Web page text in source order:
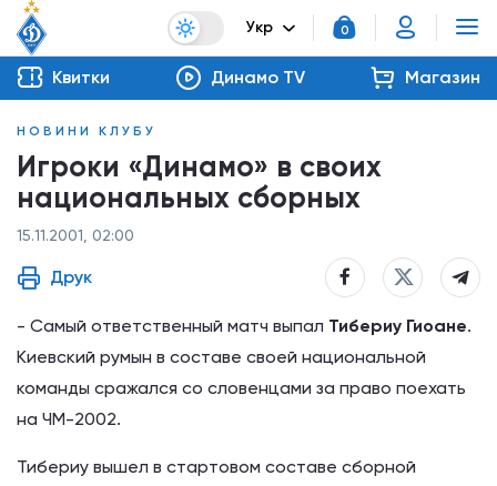
Укр 0
Квитки Динамо TV Магазин
НОВИНИ КЛУБУ
Игроки «Динамо» в своих
национальных сборных
15.11.2001, 02:00
Друк
- Самый ответственный матч выпал Тибериу Гиоане.
Киевский румын в составе своей национальной
команды сражался со словенцами за право поехать
на ЧМ-2002.
Тибериу вышел в стартовом составе сборной